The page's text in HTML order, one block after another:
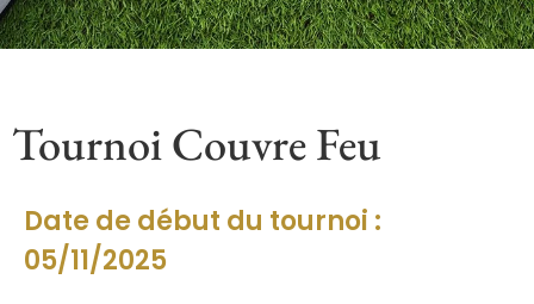
Tournoi Couvre Feu
Date de début du tournoi :
05/11/2025